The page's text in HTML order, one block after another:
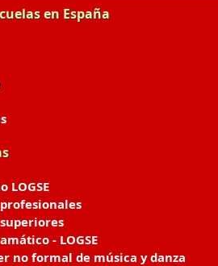
en España
LOGSE
- LOGSE
no formal de música y danza